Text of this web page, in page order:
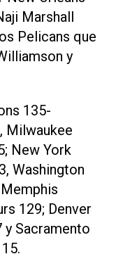
Marshall
Pelicans que
y
135-
Milwaukee
New York
Washington
129; Denver
y Sacramento